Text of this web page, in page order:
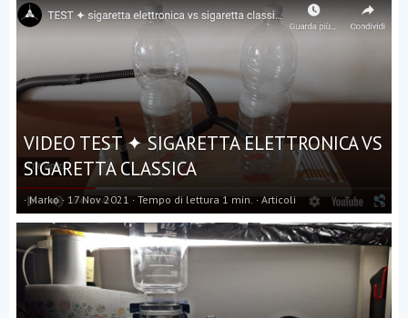
VIDEO TEST ✦ SIGARETTA ELETTRONICA VS
SIGARETTA CLASSICA
Marko 17 Nov 2021 Tempo di lettura 1 min. Articoli